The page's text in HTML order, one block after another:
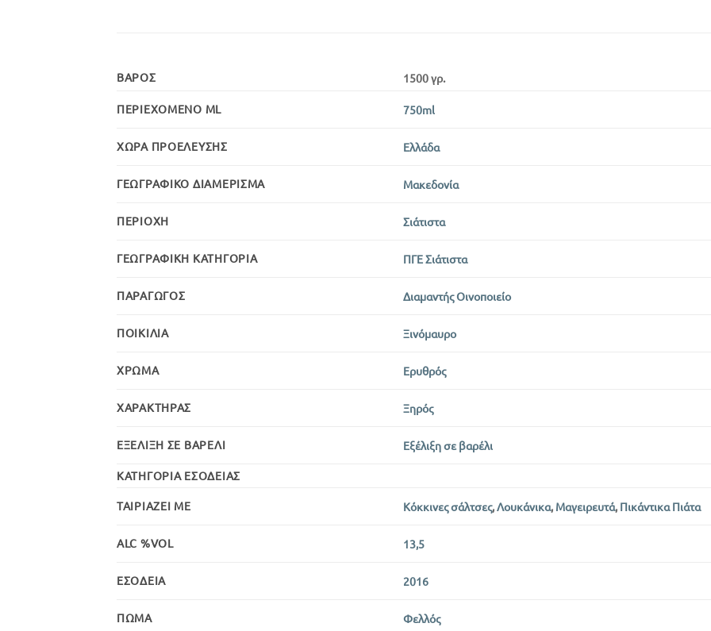
ΒΆΡΟΣ 1500 γρ.
ΠΕΡΙΕΧΌΜΕΝΟ ML 750ml
ΧΏΡΑ ΠΡΟΈΛΕΥΣΗΣ Ελλάδα
ΓΕΩΓΡΑΦΙΚΌ ΔΙΑΜΈΡΙΣΜΑ Μακεδονία
ΠΕΡΙΟΧΉ Σιάτιστα
ΓΕΩΓΡΑΦΙΚΉ ΚΑΤΗΓΟΡΊΑ ΠΓΕ Σιάτιστα
ΠΑΡΑΓΩΓΌΣ Διαμαντής Οινοποιείο
ΠΟΙΚΙΛΊΑ Ξινόμαυρο
ΧΡΏΜΑ Ερυθρός
ΧΑΡΑΚΤΉΡΑΣ Ξηρός
ΕΞΈΛΙΞΗ ΣΕ ΒΑΡΈΛΙ Εξέλιξη σε βαρέλι
ΚΑΤΗΓΟΡΊΑ ΕΣΟΔΕΊΑΣ
ΤΑΙΡΙΆΖΕΙ ΜΕ Κόκκινες σάλτσες,Λουκάνικα, Μαγειρευτά, Πικάντικα Πιάτα
ALC %VOL 13,5
ΕΣΟΔΕΊΑ 2016
ΠΏΜΑ Φελλός